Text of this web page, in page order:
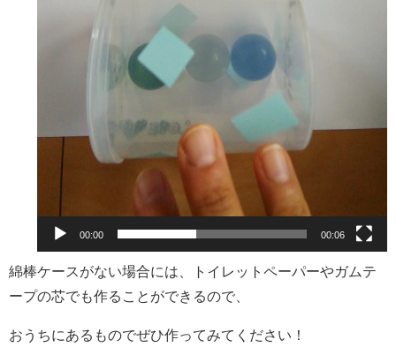
00:00 00:06
綿棒ケースがない場合には、トイレットペーパーやガムテ
ープの芯でも作ることができるので、
おうちにあるものでぜひ作ってみてください！